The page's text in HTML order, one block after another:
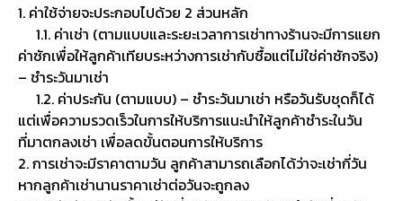
1. ค่าใช้จ่ายจะประกอบไปด้วย 2 ส่วนหลัก
1.1. ค่าเช่า (ตามแบบและระยะเวลาการเช่าทางร้านจะมีการแยก
ค่าซักเพื่อให้ลูกค้าเทียบระหว่างการเช่ากับซื้อแต่ไม่ใช่ค่าซักจริง)
– ชำระวันมาเช่า
1.2. ค่าประกัน (ตามแบบ) – ชำระวันมาเช่า หรือวันรับชุดก็ได้
แต่เพื่อความรวดเร็วในการให้บริการแนะนำให้ลูกค้าชำระในวัน
ที่มาตกลงเช่า เพื่อลดขั้นตอนการให้บริการ
2. การเช่าจะมีราคาตามวัน ลูกค้าสามารถเลือกได้ว่าจะเช่ากี่วัน
หากลูกค้าเช่านานราคาเช่าต่อวันจะถูกลง